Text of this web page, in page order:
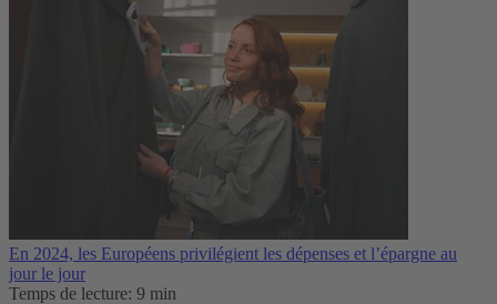
En 2024, les Européens privilégient les dépenses et l’épargne au
jour le jour
Temps de lecture: 9 min